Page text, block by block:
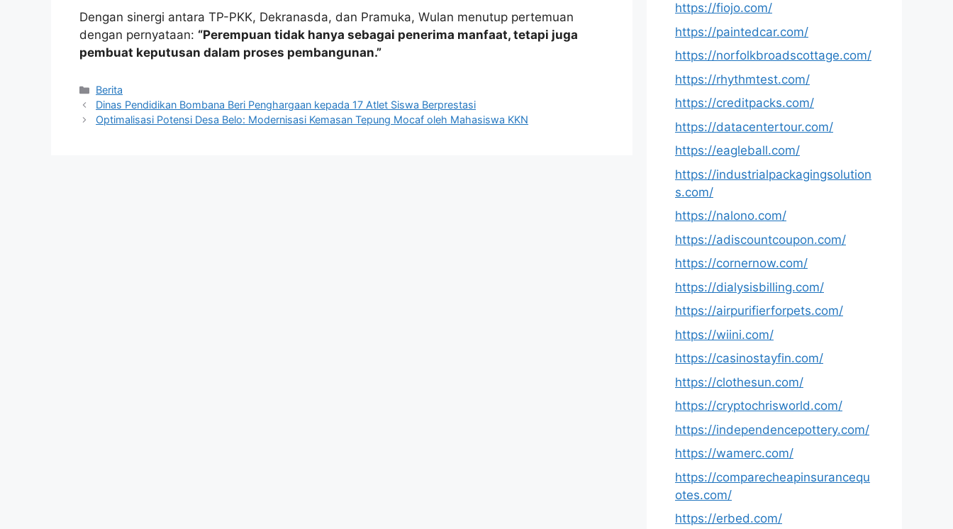
Dengan sinergi antara TP-PKK, Dekranasda, dan Pramuka, Wulan menutup pertemuan
dengan pernyataan: “Perempuan tidak hanya sebagai penerima manfaat, tetapi juga
pembuat keputusan dalam proses pembangunan.”
Kategori
Berita
Dinas Pendidikan Bombana Beri Penghargaan kepada 17 Atlet Siswa Berprestasi
Optimalisasi Potensi Desa Belo: Modernisasi Kemasan Tepung Mocaf oleh Mahasiswa KKN
https://fiojo.com/
https://paintedcar.com/
https://norfolkbroadscottage.com/
https://rhythmtest.com/
https://creditpacks.com/
https://datacentertour.com/
https://eagleball.com/
https://industrialpackagingsolution
s.com/
https://nalono.com/
https://adiscountcoupon.com/
https://cornernow.com/
https://dialysisbilling.com/
https://airpurifierforpets.com/
https://wiini.com/
https://casinostayfin.com/
https://clothesun.com/
https://cryptochrisworld.com/
https://independencepottery.com/
https://wamerc.com/
https://comparecheapinsurancequ
otes.com/
https://erbed.com/